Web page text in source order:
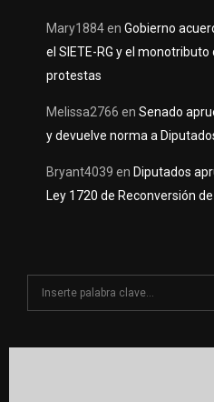
Mary1884en Gobierno
el SIETE-RG y el
protestas
Melissa2766 en Senado
y devuelve norma a
Bryant4039 en Diputados
Ley 1720 de Reconversión